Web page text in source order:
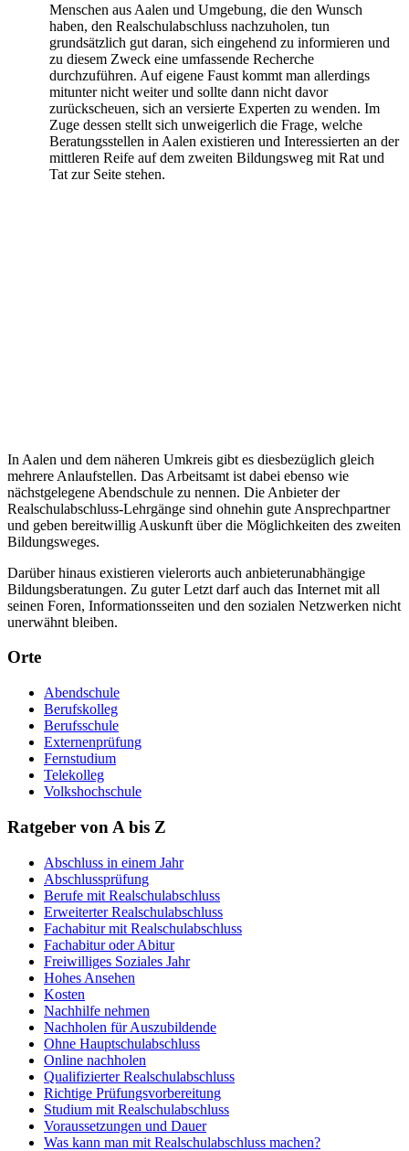
Menschen aus Aalen und Umgebung, die den Wunsch
haben, den Realschulabschluss nachzuholen, tun
grundsätzlich gut daran, sich eingehend zu informieren und
zu diesem Zweck eine umfassende Recherche
durchzuführen. Auf eigene Faust kommt man allerdings
mitunter nicht weiter und sollte dann nicht davor
zurückscheuen, sich an versierte Experten zu wenden. Im
Zuge dessen stellt sich unweigerlich die Frage, welche
Beratungsstellen in Aalen existieren und Interessierten an der
mittleren Reife auf dem zweiten Bildungsweg mit Rat und
Tat zur Seite stehen.
In Aalen und dem näheren Umkreis gibt es diesbezüglich gleich
mehrere Anlaufstellen. Das Arbeitsamt ist dabei ebenso wie
nächstgelegene Abendschule zu nennen. Die Anbieter der
Realschulabschluss-Lehrgänge sind ohnehin gute Ansprechpartner
und geben bereitwillig Auskunft über die Möglichkeiten des zweiten
Bildungsweges.
Darüber hinaus existieren vielerorts auch anbieterunabhängige
Bildungsberatungen. Zu guter Letzt darf auch das Internet mit all
seinen Foren, Informationsseiten und den sozialen Netzwerken nicht
unerwähnt bleiben.
Orte
Abendschule
Berufskolleg
Berufsschule
Externenprüfung
Fernstudium
Telekolleg
Volkshochschule
Ratgeber von A bis Z
Abschluss in einem Jahr
Abschlussprüfung
Berufe mit Realschulabschluss
Erweiterter Realschulabschluss
Fachabitur mit Realschulabschluss
Fachabitur oder Abitur
Freiwilliges Soziales Jahr
Hohes Ansehen
Kosten
Nachhilfe nehmen
Nachholen für Auszubildende
Ohne Hauptschulabschluss
Online nachholen
Qualifizierter Realschulabschluss
Richtige Prüfungsvorbereitung
Studium mit Realschulabschluss
Voraussetzungen und Dauer
Was kann man mit Realschulabschluss machen?